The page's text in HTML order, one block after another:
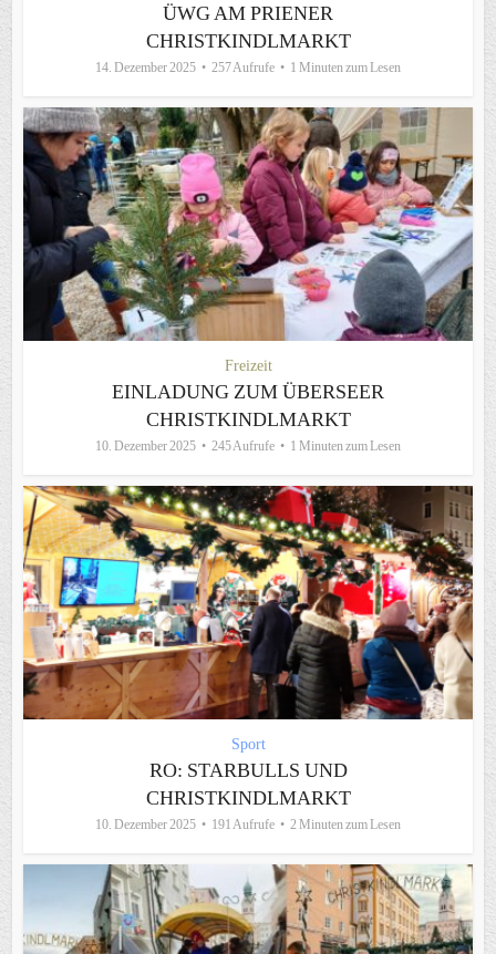
ÜWG AM PRIENER
CHRISTKINDLMARKT
14. Dezember 2025 257 Aufrufe 1 Minuten zum Lesen
Freizeit
EINLADUNG ZUM ÜBERSEER
CHRISTKINDLMARKT
10. Dezember 2025 245 Aufrufe 1 Minuten zum Lesen
Sport
RO: STARBULLS UND
CHRISTKINDLMARKT
10. Dezember 2025 191 Aufrufe 2 Minuten zum Lesen